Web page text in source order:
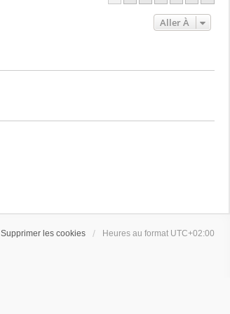
Aller À
Supprimer les cookies Heures au format UTC+02:00